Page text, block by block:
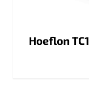
Hoeflon TC1